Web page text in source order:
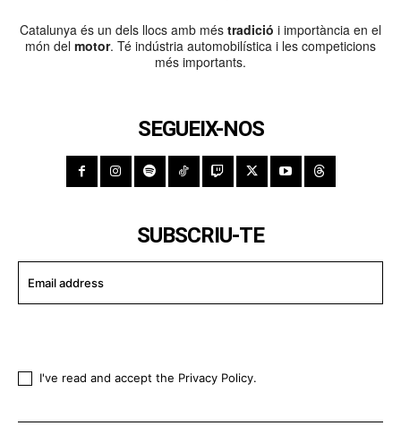
Catalunya és un dels llocs amb més tradició i importància en el
món del motor. Té indústria automobilística i les competicions
més importants.
SEGUEIX-NOS
SUBSCRIU-TE
I've read and accept the Privacy Policy.